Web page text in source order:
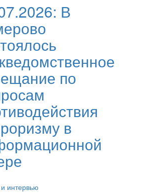
В
по
в
интервью